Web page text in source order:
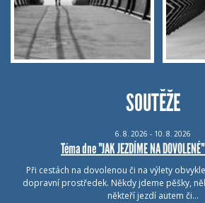
SOUTĚŽE
6. 8. 2026 - 10. 8. 2026
Téma dne "JAK JEZDÍME NA
Při cestách na dovolenou či na výlety
dopravní prostředek. Někdy jdeme pěšky,
někteří jezdí autem či…